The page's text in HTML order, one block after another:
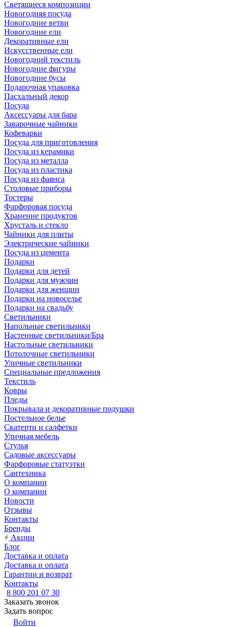
Светящиеся композиции
Новогодняя посуда
Новогодние ветви
Новогодние ели
Декоративные ели
Искусственные ели
Новогодний текстиль
Новогодние фигуры
Новогодние бусы
Подарочная упаковка
Пасхальный декор
Посуда
Аксессуары для бара
Заварочные чайники
Кофеварки
Посуда для приготовления
Посуда из керамики
Посуда из металла
Посуда из пластика
Посуда из фаянса
Столовые приборы
Тостеры
Фарфоровая посуда
Хранение продуктов
Хрусталь и стекло
Чайники для плиты
Электрические чайники
Посуда из цемента
Подарки
Подарки для детей
Подарки для мужчин
Подарки для женщин
Подарки на новоселье
Подарки на свадьбу
Светильники
Напольные светильники
Настенные светильники/Бра
Настольные светильники
Потолочные светильники
Уличные светильники
Специальные предложения
Текстиль
Ковры
Пледы
Покрывала и декоративные подушки
Постельное белье
Скатерти и салфетки
Уличная мебель
Стулья
Садовые аксессуары
Фарфоровые статуэтки
Сантехника
О компании
О компании
Новости
Отзывы
Контакты
Бренды
Акции
Блог
Доставка и оплата
Доставка и оплата
Гарантии и возврат
Контакты
8 800 201 07 30
Заказать звонок
Задать вопрос
Войти